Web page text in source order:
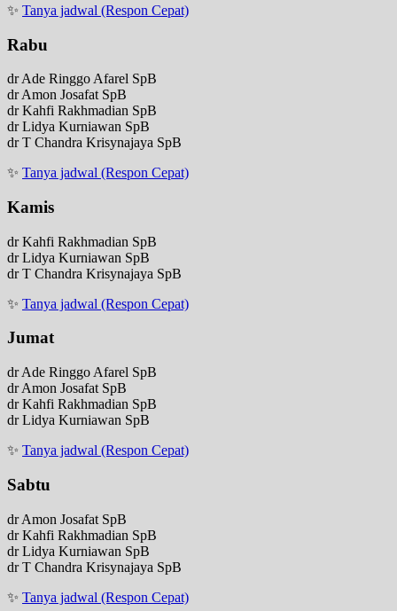
✨ Tanya jadwal (Respon Cepat)
Rabu
dr Ade Ringgo Afarel SpB
dr Amon Josafat SpB
dr Kahfi Rakhmadian SpB
dr Lidya Kurniawan SpB
dr T Chandra Krisynajaya SpB
✨ Tanya jadwal (Respon Cepat)
Kamis
dr Kahfi Rakhmadian SpB
dr Lidya Kurniawan SpB
dr T Chandra Krisynajaya SpB
✨ Tanya jadwal (Respon Cepat)
Jumat
dr Ade Ringgo Afarel SpB
dr Amon Josafat SpB
dr Kahfi Rakhmadian SpB
dr Lidya Kurniawan SpB
✨ Tanya jadwal (Respon Cepat)
Sabtu
dr Amon Josafat SpB
dr Kahfi Rakhmadian SpB
dr Lidya Kurniawan SpB
dr T Chandra Krisynajaya SpB
✨ Tanya jadwal (Respon Cepat)